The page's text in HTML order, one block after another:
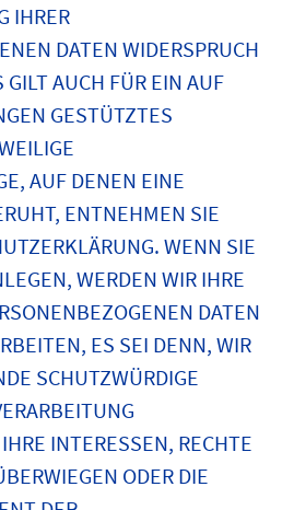
IHRER
DATEN WIDERSPRUCH
AUCH FÜR EIN AUF
GESTÜTZTES
AUF DENEN EINE
ENTNEHMEN SIE
WENN SIE
WERDEN WIR IHRE
DATEN
ES SEI DENN, WIR
SCHUTZWÜRDIGE
INTERESSEN, RECHTE
ODER DIE